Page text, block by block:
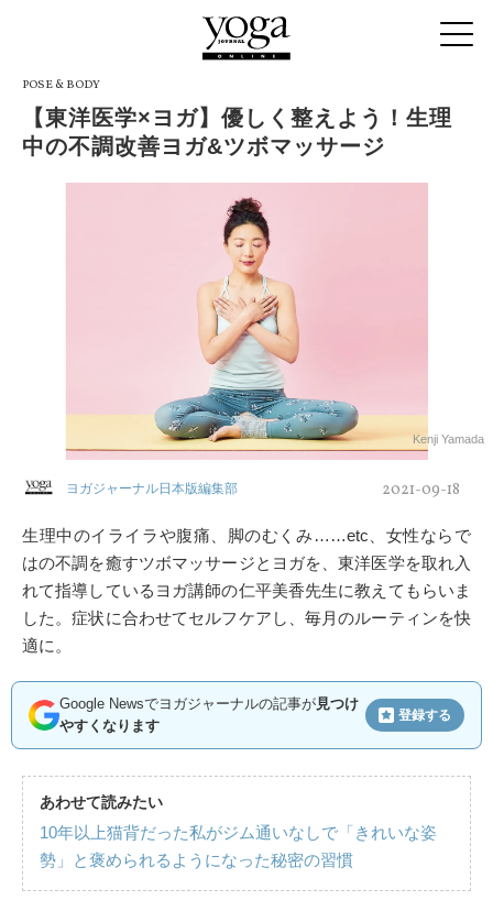
POSE & BODY
【東洋医学×ヨガ】優しく整えよう！生理
中の不調改善ヨガ&ツボマッサージ
Kenji Yamada
ヨガジャーナル日本版編集部 2021-09-18
生理中のイライラや腹痛、脚のむくみ……etc、女性ならで
はの不調を癒すツボマッサージとヨガを、東洋医学を取れ入
れて指導しているヨガ講師の仁平美香先生に教えてもらいま
した。症状に合わせてセルフケアし、毎月のルーティンを快
適に。
Google Newsでヨガジャーナルの記事が見つけ
やすくなります
登録する
あわせて読みたい
10年以上猫背だった私がジム通いなしで「きれいな姿
勢」と褒められるようになった秘密の習慣